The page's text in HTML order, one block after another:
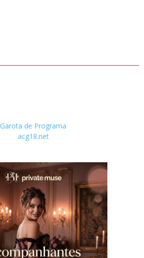
Garota de Programa
acg18.net